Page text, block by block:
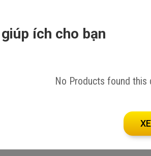
khóa học tại đây!
ích cho bạn
No Products found this